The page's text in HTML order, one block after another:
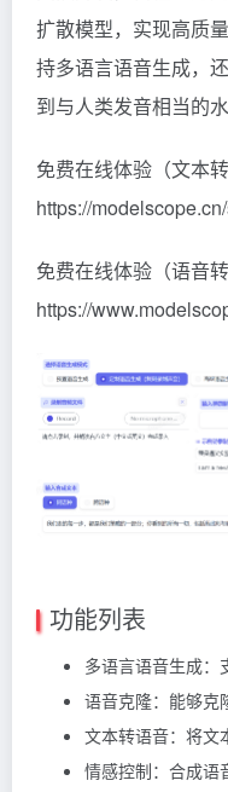
扩散模型，实现高质
持多语言语音生成，
到与人类发音相当的水
免费在线体验（文本转
https://
免费在线体验（语音转
https://
功能列表
多语言语音生成：
语音克隆：能够克
文本转语音：将文
情感控制：合成语